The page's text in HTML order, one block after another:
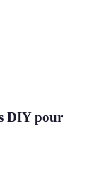
DIY pour